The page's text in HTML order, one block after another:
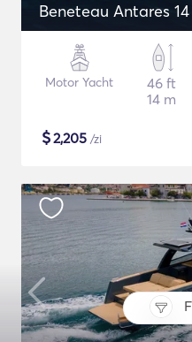
Beneteau Antares 14
Motor Yacht
46 ft
14 m
$2,205 /zi